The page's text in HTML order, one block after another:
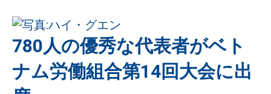
780人の優秀な代表者がベト
ナム労働組合第14回大会に出